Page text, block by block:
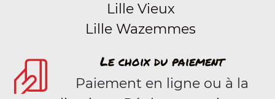
Lille Vieux
Lille Wazemmes
Le choix du paiement
Paiement en ligne ou à la